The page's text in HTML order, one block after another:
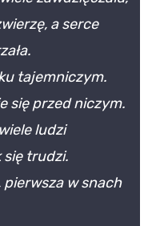
a serce
tajemniczym.
się przed niczym.
ludzi
się trudzi.
w snach